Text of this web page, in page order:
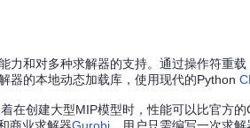
力和对多种求解器的支持。通过操作符重
器的本地动态加载库，使用现代的Python
在创建大型MIP模型时，性能可以比官方